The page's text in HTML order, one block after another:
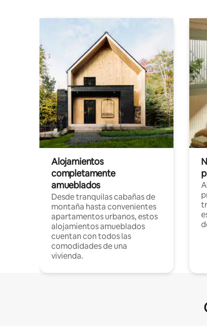
Alojamientos
completamente
amueblados
Desde tranquilas cabañas de
montaña hasta convenientes
apartamentos urbanos, estos
alojamientos amueblados
cuentan con todos las
comodidades de una
vivienda.